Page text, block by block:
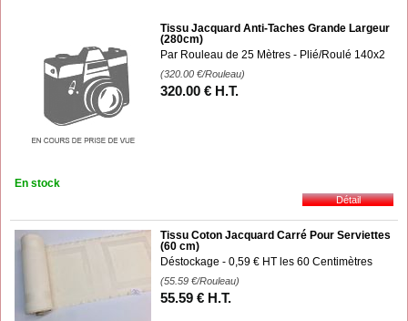
Tissu Jacquard Anti-Taches Grande Largeur
(280cm)
Par Rouleau de 25 Mètres - Plié/Roulé 140x2
(320.00 €/Rouleau)
320.00 € H.T.
En stock
Tissu Coton Jacquard Carré Pour Serviettes
(60 cm)
Déstockage - 0,59 € HT les 60 Centimètres
(55.59 €/Rouleau)
55.59 € H.T.